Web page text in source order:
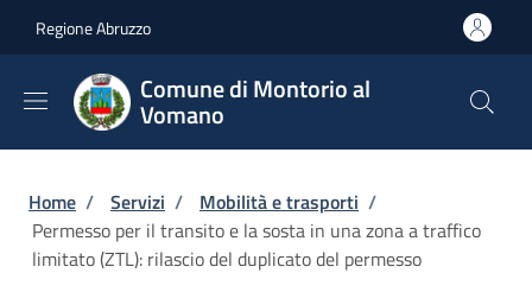
Regione Abruzzo
Comune di Montorio al
Vomano
Briciole di pane
Home / Servizi / Mobilità e trasporti /
Permesso per il transito e la sosta in una zona a traffico
limitato (ZTL): rilascio del duplicato del permesso